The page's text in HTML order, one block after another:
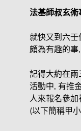
法基師叔玄術
就快又到六
頗為有趣的事
記得大約在兩
活動中, 有推
人來報名參加
(以下簡稱甲